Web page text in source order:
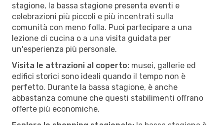
stagione, la bassa stagione presenta eventi e
celebrazioni più piccoli e più incentrati sulla
comunità con meno folla. Puoi partecipare a una
lezione di cucina o a una visita guidata per
un'esperienza più personale.
Visita le attrazioni al coperto: musei, gallerie ed
edifici storici sono ideali quando il tempo non è
perfetto. Durante la bassa stagione, è anche
abbastanza comune che questi stabilimenti offrano
offerte più economiche.